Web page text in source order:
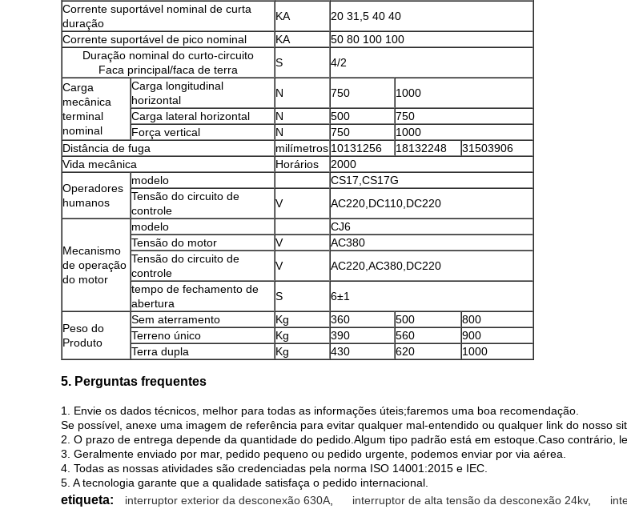
Corrente suportável nominal de curta
duração
KA
20 31,5 40 40
Corrente suportável de pico nominal
KA
50 80 100 100
Duração nominal do curto-circuito
Faca principal/faca de terra
S
4/2
Carga
mecânica
terminal
nominal
Carga longitudinal
horizontal
N 750
1000
Carga lateral horizontal
N 500
750
Força vertical
N 750
1000
Distância de fuga
milímetros 10131256 18132248
31503906
Vida mecânica
Horários
2000
Operadores
humanos
modelo
CS17,CS17G
Tensão do circuito de
controle
V AC220,DC110,DC220
Mecanismo
de operação
do motor
modelo
CJ6
Tensão do motor
V
AC380
Tensão do circuito de
controle
V
AC220,AC380,DC220
tempo de fechamento de
abertura
S 6±1
Peso do
Produto
Sem aterramento Kg 360 500
800
Terreno único
Kg 390 560
900
Terra dupla
Kg 430 620 1000
5. Perguntas frequentes
1. Envie os dados técnicos, melhor para todas as informações úteis;faremos uma boa recomendação.
Se possível, anexe uma imagem de referência para evitar qualquer mal-entendido ou qualquer link do nosso
2. O prazo de entrega depende da quantidade do pedido.Algum tipo padrão está em estoque.Caso contrário,
3. Geralmente enviado por mar, pedido pequeno ou pedido urgente, podemos enviar por via aérea.
4. Todas as nossas atividades são credenciadas pela norma ISO 14001:2015 e IEC.
5. A tecnologia garante que a qualidade satisfaça o pedido internacional.
etiqueta: interruptor exterior da desconexão 630A interruptor de alta tensão da desconexão 24kv,